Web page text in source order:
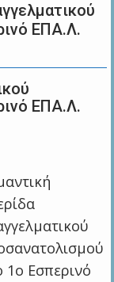
ΕΠΑ.Λ.
ΕΠΑ.Λ.
1ο Εσπερινό